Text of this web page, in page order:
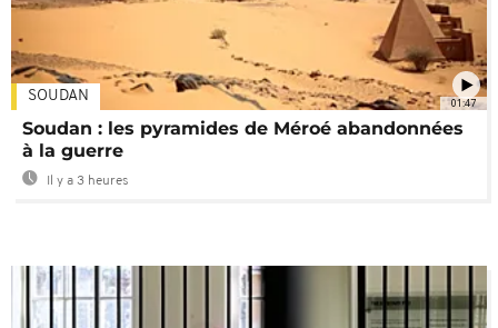
01:47
SOUDAN
Soudan : les pyramides de Méroé abandonnées
à la guerre
Il y a 3 heures